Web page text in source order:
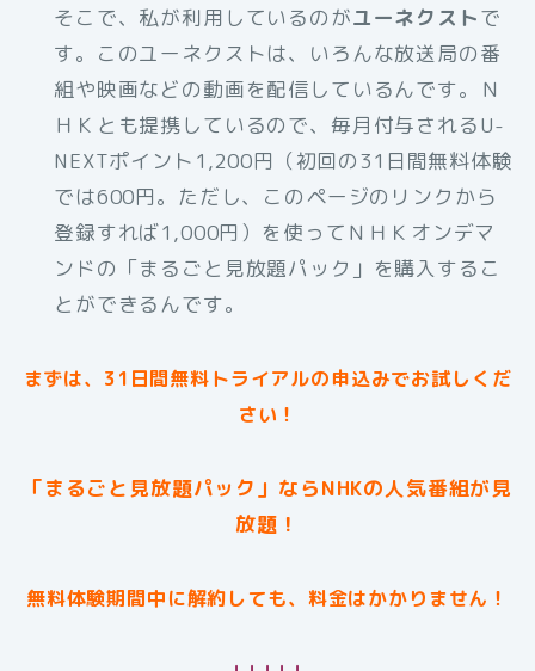
そこで、私が利用しているのがユーネクストで
す。このユーネクストは、いろんな放送局の番
組や映画などの動画を配信しているんです。Ｎ
ＨＫとも提携しているので、毎月付与されるU-
NEXTポイント1,200円（初回の31日間無料体験
では600円。ただし、このページのリンクから
登録すれば1,000円）を使ってＮＨＫオンデマ
ンドの「まるごと見放題パック」を購入するこ
とができるんです。
まずは、31日間無料トライアルの申込みでお試しくだ
さい！
「まるごと見放題パック」ならNHKの人気番組が見
放題！
無料体験期間中に解約しても、料金はかかりません！